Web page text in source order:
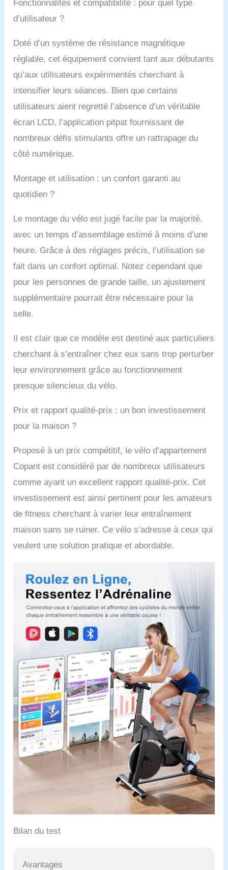
plus confortable et sûr.
Structure triangulaire
spinning est fabriqué en
acier allié et construit
avec un cadre
triangulaire robuste qui
peut supporter un poids
de 136 kg, ce vélo
assure la sécurité et la
silencieusement, même
particulièrement
important pour les
utilisateurs à domicile
qui peuvent vouloir faire
de l’exercice tôt le matin
ou tard le soir sans
déranger les membres
voisins. Écran LCD et
peut suivre votre temps
d’entraînement, votre
vitesse, votre distance,
votre compteur
calories brûlées en
fonctionnalités, vous
temps. Le support pour
tablette maintient votre
votre iPad en toute
sécurité et vous permet
de vous divertir tout en
faisant de l’exercice
Structure stable :
inoxydable durable et
cadre assure la stabilité
pendant la conduite.
Offrir une expérience
de conduite stable et
Fonctionnalités et compatibilité : pour quel type
d’utilisateur ?
Doté d’un système de résistance magnétique
réglable, cet équipement convient tant aux débutants
qu’aux utilisateurs expérimentés cherchant à
intensifier leurs séances. Bien que certains
utilisateurs aient regretté l’absence d’un véritable
écran LCD, l’application pitpat fournissant de
nombreux défis stimulants offre un rattrapage du
côté numérique.
Montage et utilisation : un confort garanti au
quotidien ?
Le montage du vélo est jugé facile par la majorité,
avec un temps d’assemblage estimé à moins d’une
heure. Grâce à des réglages précis, l’utilisation se
fait dans un confort optimal. Notez cependant que
pour les personnes de grande taille, un ajustement
supplémentaire pourrait être nécessaire pour la
selle.
Il est clair que ce modèle est destiné aux particuliers
cherchant à s’entraîner chez eux sans trop perturber
leur environnement grâce au fonctionnement
presque silencieux du vélo.
Prix et rapport qualité-prix : un bon investissement
pour la maison ?
Proposé à un prix compétitif, le vélo d’appartement
Copant est considéré par de nombreux utilisateurs
comme ayant un excellent rapport qualité-prix. Cet
investissement est ainsi pertinent pour les amateurs
de fitness cherchant à varier leur entraînement
maison sans se ruiner. Ce vélo s’adresse à ceux qui
veulent une solution pratique et abordable.
Bilan du test
Avantages